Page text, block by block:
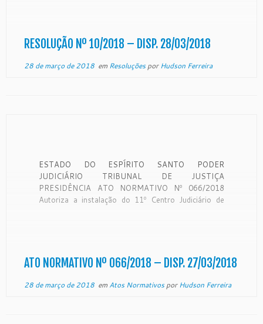
RESOLUÇÃO Nº 10/2018 – DISP. 28/03/2018
28 de março de 2018em ResoluçõesporHudson Ferreira
ESTADO DO ESPÍRITO SANTO PODER
JUDICIÁRIO TRIBUNAL DE JUSTIÇA
PRESIDÊNCIA ATO NORMATIVO Nº 066/2018
Autoriza a instalação do 11º Centro Judiciário de
ATO NORMATIVO Nº 066/2018 – DISP. 27/03/2018
28 de março de 2018em Atos NormativosporHudson Ferreira